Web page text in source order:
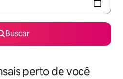
Buscar
perto de você